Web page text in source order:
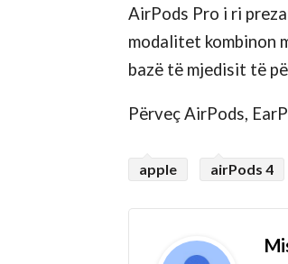
AirPods Pro i ri
modalitet kombinon
bazë të mjedisit të
Përveç AirPods,
apple airPods 4